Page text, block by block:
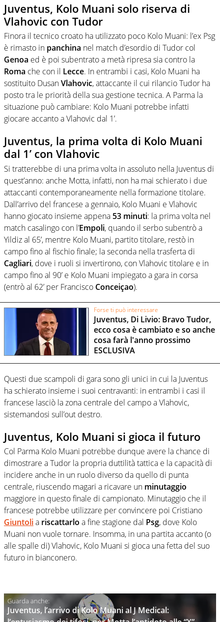
Juventus, Kolo Muani solo riserva di
Vlahovic con Tudor
Finora il tecnico croato ha utilizzato poco Kolo Muani: l’ex Psg
è rimasto in panchina nel match d’esordio di Tudor col
Genoa ed è poi subentrato a metà ripresa sia contro la
Roma che con il Lecce. In entrambi i casi, Kolo Muani ha
sostituito DusanVlahovic, attaccante il cui rilancio Tudor ha
posto tra le priorità della sua gestione tecnica. A Parma la
situazione può cambiare: Kolo Muani potrebbe infatti
giocare accanto a Vlahovic dal 1’.
Juventus, la prima volta di Kolo Muani
dal 1’ con Vlahovic
Si tratterebbe di una prima volta in assoluto nella Juventus di
quest’anno: anche Motta, infatti, non ha mai schierato i due
attaccanti contemporaneamente nella formazione titolare.
Dall’arrivo del francese a gennaio, Kolo Muani e Vlahovic
hanno giocato insieme appena 53 minuti: la prima volta nel
match casalingo con l’Empoli, quando il serbo subentrò a
Yildiz al 65’, mentre Kolo Muani, partito titolare, restò in
campo fino al fischio finale; la seconda nella trasferta di
Cagliari, dove i ruoli si invertirono, con Vlahovic titolare e in
campo fino al 90’ e Kolo Muani impiegato a gara in corsa
(entrò al 62’ per Francisco Conceiçao).
Forse ti può interessare
Juventus, Di Livio: Bravo Tudor,
ecco cosa è cambiato e so anche
cosa farà l'anno prossimo
ESCLUSIVA
Questi due scampoli di gara sono gli unici in cui la Juventus
ha schierato insieme i suoi centravanti: in entrambi i casi il
francese lasciò la zona centrale del campo a Vlahovic,
sistemandosi sull’out destro.
Juventus, Kolo Muani si gioca il futuro
Col Parma Kolo Muani potrebbe dunque avere la chance di
dimostrare a Tudor la propria duttilità tattica e la capacità di
incidere anche in un ruolo diverso da quello di punta
centrale, riuscendo magari a ricavare un minutaggio
maggiore in questo finale di campionato. Minutaggio che il
francese potrebbe utilizzare per convincere poi Cristiano
Giuntolia riscattarlo a fine stagione dal Psg, dove Kolo
Muani non vuole tornare. Insomma, in una partita accanto (o
alle spalle di) Vlahovic, Kolo Muani si gioca una fetta del suo
futuro in bianconero.
Juventus, l’arrivo di Kolo Muani al J Medical: